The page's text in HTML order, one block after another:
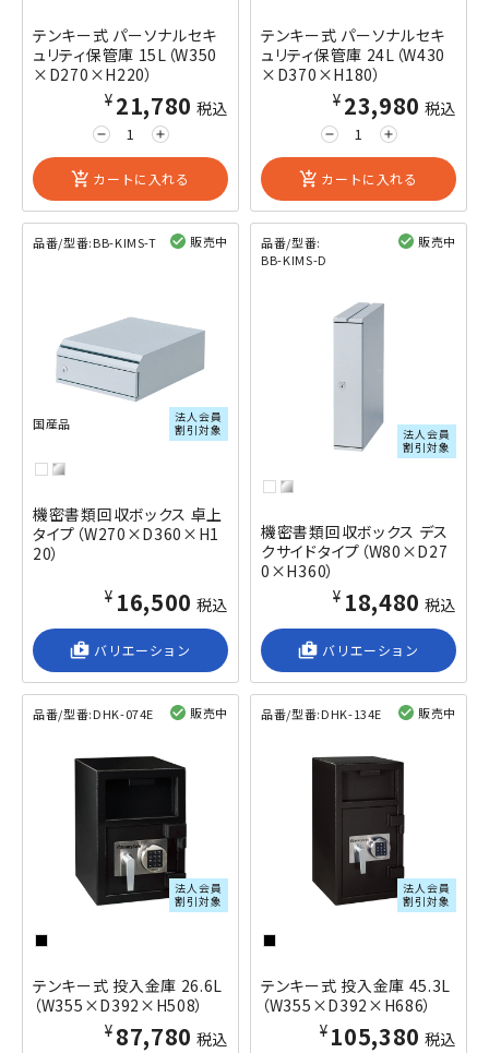
テンキー式 パーソナルセキ
ュリティ保管庫 15L（W350
×D270×H220）
remove add
¥21,780 税込
add_shopping_cart カートに入れる
テンキー式 パーソナルセキ
ュリティ保管庫 24L（W430
×D370×H180）
remove add
¥23,980 税込
add_shopping_cart カートに入れる
品番/型番:BB-KIMS-T 販売中
法人会員
割引対象
国産品
機密書類回収ボックス 卓上
タイプ（W270×D360×H1
20）
¥16,500 税込
shop_2 バリエーション
品番/型番:
BB-KIMS-D
販売中
法人会員
割引対象
機密書類回収ボックス デス
クサイドタイプ（W80×D27
0×H360）
¥18,480 税込
shop_2 バリエーション
品番/型番:DHK-074E 販売中
法人会員
割引対象
テンキー式 投入金庫 26.6L
（W355×D392×H508）
¥87,780 税込
品番/型番:DHK-134E 販売中
法人会員
割引対象
テンキー式 投入金庫 45.3L
（W355×D392×H686）
¥105,380 税込